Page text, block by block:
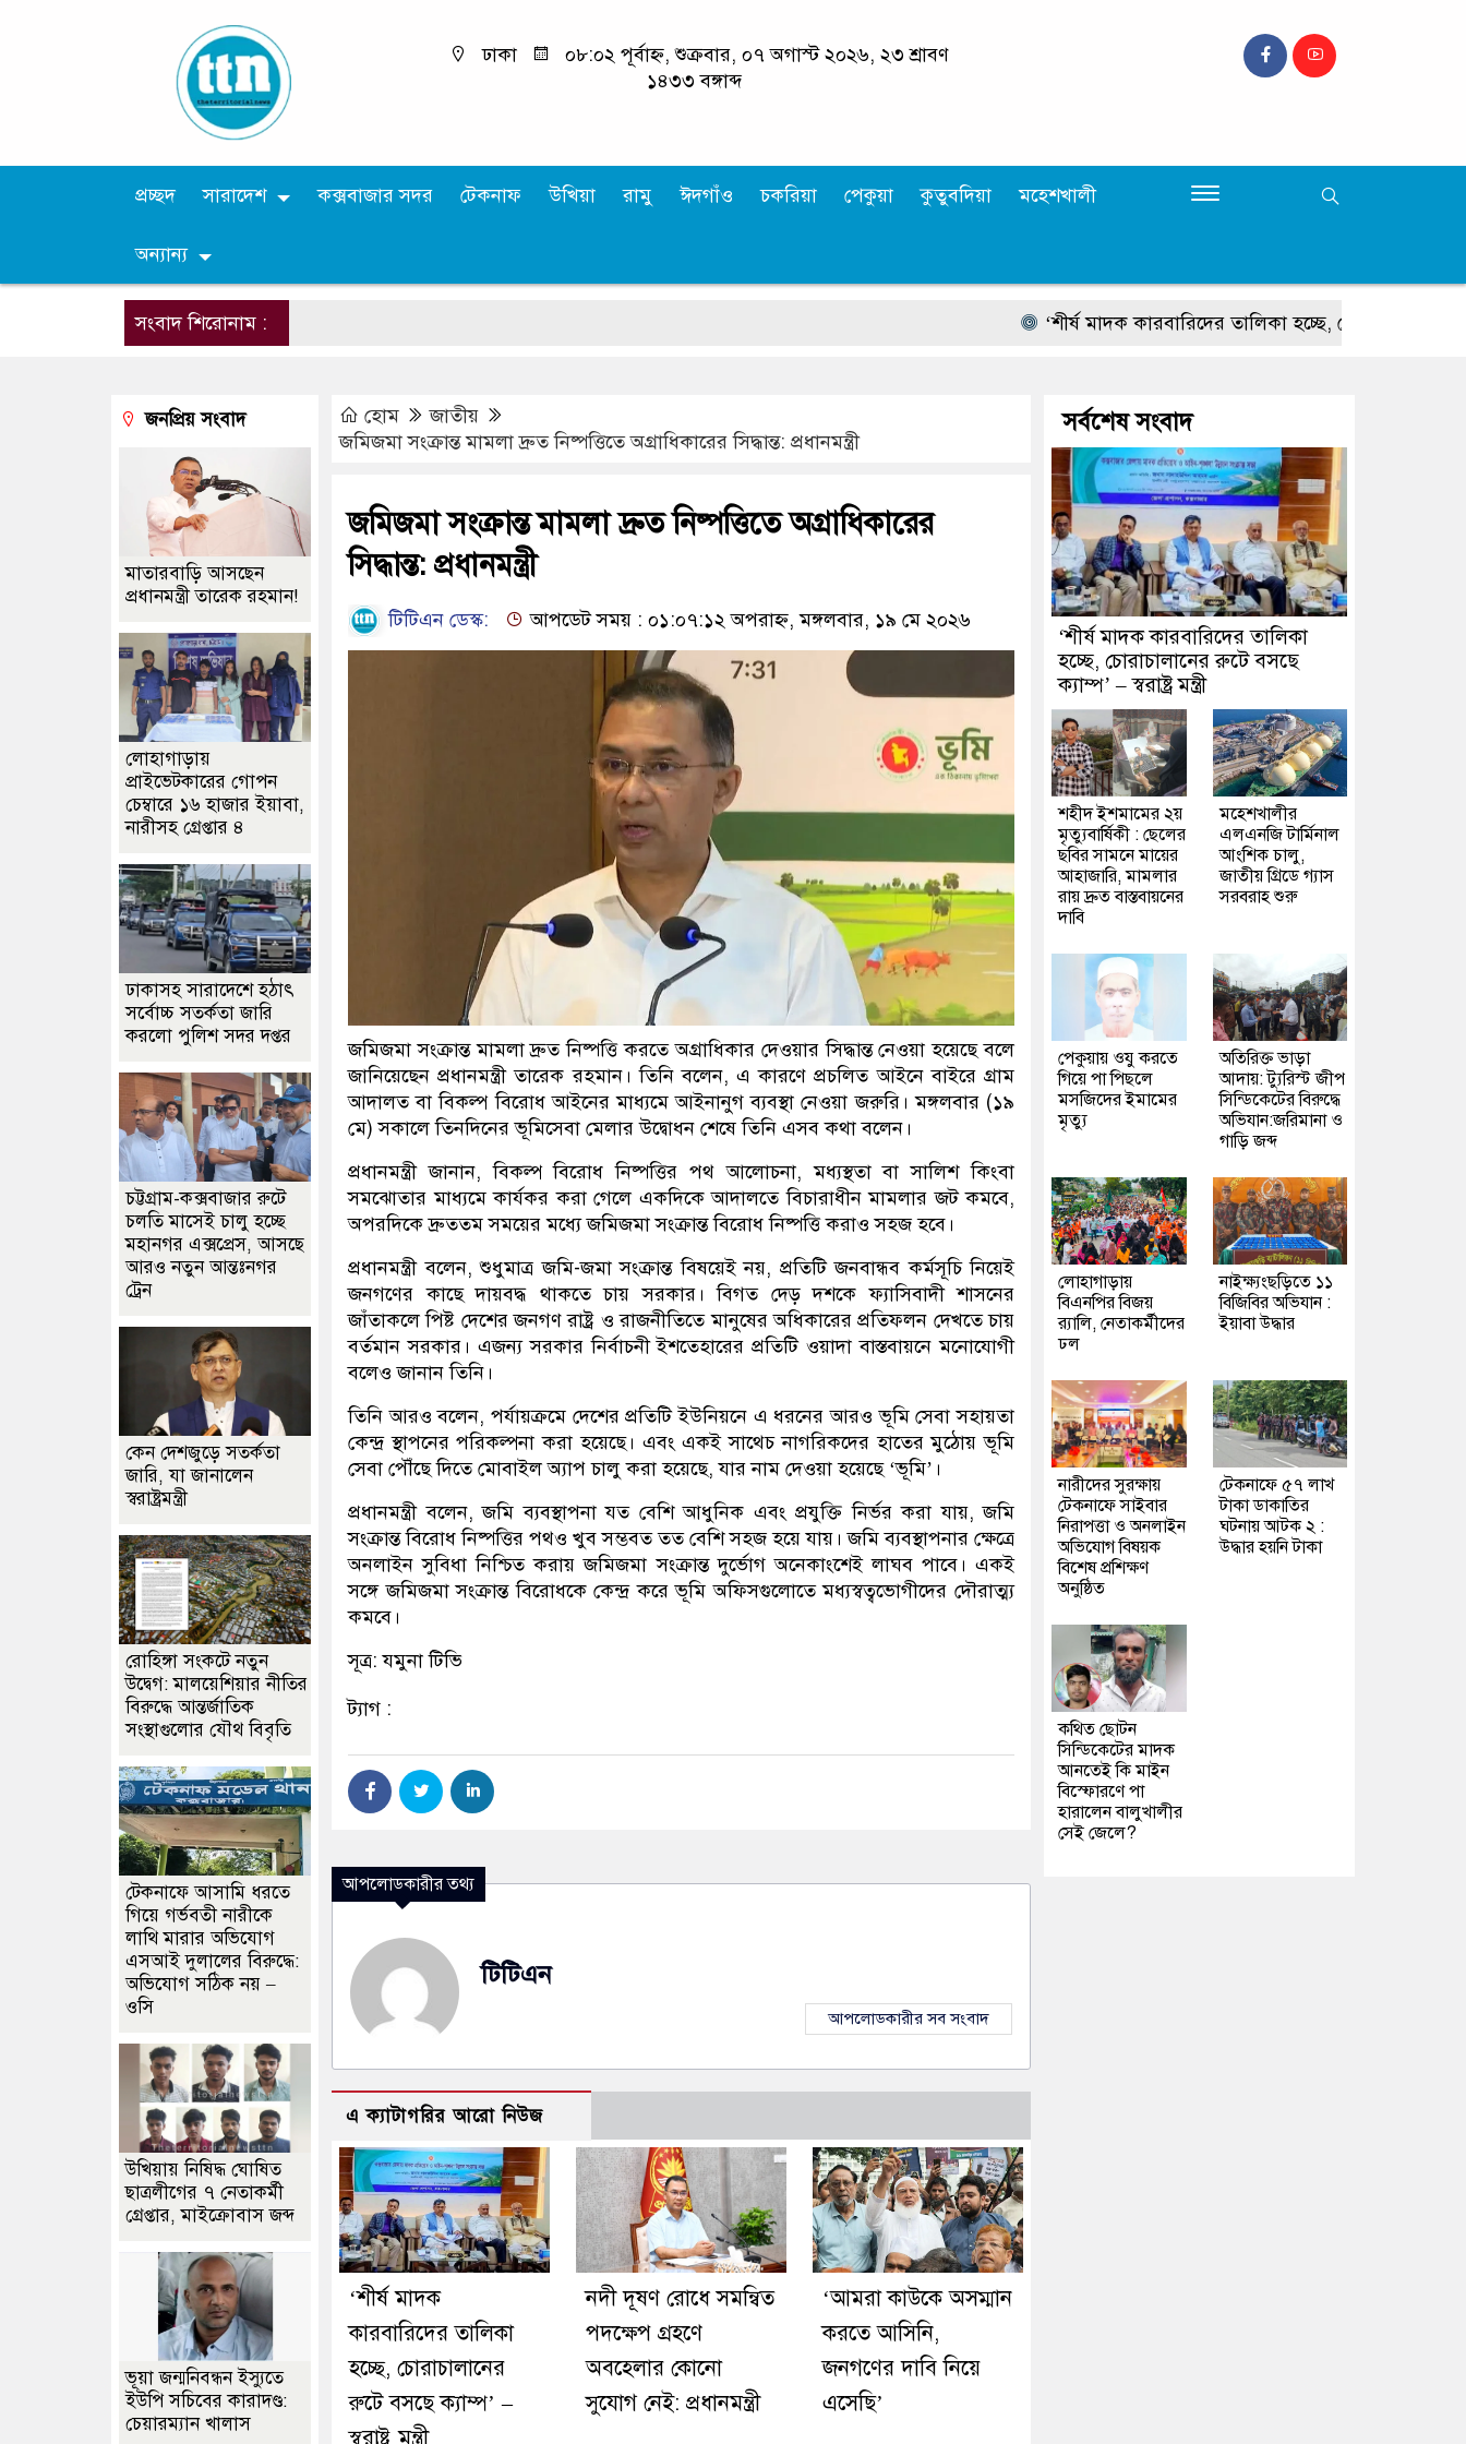
ঢাকা
০৮:০২ পূর্বাহ্ন, শুক্রবার, ০৭ অগাস্ট ২০২৬, ২৩ শ্রাবণ
১৪৩৩ বঙ্গাব্দ
প্রচ্ছদ সারাদেশ কক্সবাজার সদর টেকনাফ উখিয়া রামু ঈদগাঁও চকরিয়া পেকুয়া কুতুবদিয়া মহেশখালী
অন্যান্য
সংবাদ শিরোনাম : ‘শীর্ষ মাদক কারবারিদের তালিকা হচ্ছে, চোরাচালানের রুটে বসছে
হোম
জাতীয়
জমিজমা সংক্রান্ত মামলা দ্রুত নিষ্পত্তিতে অগ্রাধিকারের সিদ্ধান্ত: প্রধানমন্ত্রী
জমিজমা সংক্রান্ত মামলা দ্রুত নিষ্পত্তিতে অগ্রাধিকারের
সিদ্ধান্ত: প্রধানমন্ত্রী
টিটিএন ডেস্ক: আপডেট সময় : ০১:০৭:১২ অপরাহ্ন, মঙ্গলবার, ১৯ মে ২০২৬
জমিজমা সংক্রান্ত মামলা দ্রুত নিষ্পত্তি করতে অগ্রাধিকার দেওয়ার সিদ্ধান্ত নেওয়া হয়েছে বলে
জানিয়েছেন প্রধানমন্ত্রী তারেক রহমান। তিনি বলেন, এ কারণে প্রচলিত আইনে বাইরে গ্রাম
আদালত বা বিকল্প বিরোধ আইনের মাধ্যমে আইনানুগ ব্যবস্থা নেওয়া জরুরি। মঙ্গলবার (১৯
মে) সকালে তিনদিনের ভূমিসেবা মেলার উদ্বোধন শেষে তিনি এসব কথা বলেন।
প্রধানমন্ত্রী জানান, বিকল্প বিরোধ নিষ্পত্তির পথ আলোচনা, মধ্যস্থতা বা সালিশ কিংবা
সমঝোতার মাধ্যমে কার্যকর করা গেলে একদিকে আদালতে বিচারাধীন মামলার জট কমবে,
অপরদিকে দ্রুততম সময়ের মধ্যে জমিজমা সংক্রান্ত বিরোধ নিষ্পত্তি করাও সহজ হবে।
প্রধানমন্ত্রী বলেন, শুধুমাত্র জমি-জমা সংক্রান্ত বিষয়েই নয়, প্রতিটি জনবান্ধব কর্মসূচি নিয়েই
জনগণের কাছে দায়বদ্ধ থাকতে চায় সরকার। বিগত দেড় দশকে ফ্যাসিবাদী শাসনের
জাঁতাকলে পিষ্ট দেশের জনগণ রাষ্ট্র ও রাজনীতিতে মানুষের অধিকারের প্রতিফলন দেখতে চায়
বর্তমান সরকার। এজন্য সরকার নির্বাচনী ইশতেহারের প্রতিটি ওয়াদা বাস্তবায়নে মনোযোগী
বলেও জানান তিনি।
তিনি আরও বলেন, পর্যায়ক্রমে দেশের প্রতিটি ইউনিয়নে এ ধরনের আরও ভূমি সেবা সহায়তা
কেন্দ্র স্থাপনের পরিকল্পনা করা হয়েছে। এবং একই সাথেচ নাগরিকদের হাতের মুঠোয় ভূমি
সেবা পৌঁছে দিতে মোবাইল অ্যাপ চালু করা হয়েছে, যার নাম দেওয়া হয়েছে ‘ভূমি’।
প্রধানমন্ত্রী বলেন, জমি ব্যবস্থাপনা যত বেশি আধুনিক এবং প্রযুক্তি নির্ভর করা যায়, জমি
সংক্রান্ত বিরোধ নিষ্পত্তির পথও খুব সম্ভবত তত বেশি সহজ হয়ে যায়। জমি ব্যবস্থাপনার ক্ষেত্রে
অনলাইন সুবিধা নিশ্চিত করায় জমিজমা সংক্রান্ত দুর্ভোগ অনেকাংশেই লাঘব পাবে। একই
সঙ্গে জমিজমা সংক্রান্ত বিরোধকে কেন্দ্র করে ভূমি অফিসগুলোতে মধ্যস্বত্বভোগীদের দৌরাত্ম্য
কমবে।
সূত্র: যমুনা টিভি
ট্যাগ :
আপলোডকারীর তথ্য
টিটিএন
আপলোডকারীর সব সংবাদ
এ ক্যাটাগরির আরো নিউজ
‘শীর্ষ মাদক
কারবারিদের তালিকা
হচ্ছে, চোরাচালানের
রুটে বসছে ক্যাম্প’ –
স্বরাষ্ট্র মন্ত্রী
নদী দূষণ রোধে সমন্বিত
পদক্ষেপ গ্রহণে
অবহেলার কোনো
সুযোগ নেই: প্রধানমন্ত্রী
‘আমরা কাউকে অসম্মান
করতে আসিনি,
জনগণের দাবি নিয়ে
এসেছি’
জনপ্রিয় সংবাদ
মাতারবাড়ি আসছেন
প্রধানমন্ত্রী তারেক রহমান!
লোহাগাড়ায়
প্রাইভেটকারের গোপন
চেম্বারে ১৬ হাজার ইয়াবা,
নারীসহ গ্রেপ্তার ৪
ঢাকাসহ সারাদেশে হঠাৎ
সর্বোচ্চ সতর্কতা জা‌রি
করলো পুলিশ সদর দপ্তর
চট্টগ্রাম-কক্সবাজার রুটে
চলতি মাসেই চালু হচ্ছে
মহানগর এক্সপ্রেস, আসছে
আরও নতুন আন্তঃনগর
ট্রেন
কেন দেশজুড়ে সতর্কতা
জারি, যা জানালেন
স্বরাষ্ট্রমন্ত্রী
রোহিঙ্গা সংকটে নতুন
উদ্বেগ: মালয়েশিয়ার নীতির
বিরুদ্ধে আন্তর্জাতিক
সংস্থাগুলোর যৌথ বিবৃতি
টেকনাফে আসামি ধরতে
গিয়ে গর্ভবতী নারীকে
লাথি মারার অভিযোগ
এসআই দুলালের বিরুদ্ধে:
অভিযোগ সঠিক নয় –
ওসি
উখিয়ায় নিষিদ্ধ ঘোষিত
ছাত্রলীগের ৭ নেতাকর্মী
গ্রেপ্তার, মাইক্রোবাস জব্দ
ভূয়া জন্মনিবন্ধন ইস্যুতে
ইউপি সচিবের কারাদণ্ড:
চেয়ারম্যান খালাস
সর্বশেষ সংবাদ
‘শীর্ষ মাদক কারবারিদের তালিকা
হচ্ছে, চোরাচালানের রুটে বসছে
ক্যাম্প’ – স্বরাষ্ট্র মন্ত্রী
শহীদ ইশমামের ২য়
মৃত্যুবার্ষিকী : ছেলের
ছবির সামনে মায়ের
আহাজারি, মামলার
রায় দ্রুত বাস্তবায়নের
দাবি
মহেশখালীর
এলএনজি টার্মিনাল
আংশিক চালু,
জাতীয় গ্রিডে গ্যাস
সরবরাহ শুরু
পেকুয়ায় ওযু করতে
গিয়ে পা পিছলে
মসজিদের ইমামের
মৃত্যু
অতিরিক্ত ভাড়া
আদায়: ট্যুরিস্ট জীপ
সিন্ডিকেটের বিরুদ্ধে
অভিযান:জরিমানা ও
গাড়ি জব্দ
লোহাগাড়ায়
বিএনপির বিজয়
র‍্যালি, নেতাকর্মীদের
ঢল
নাইক্ষ্যংছড়িতে ১১
বিজিবির অভিযান :
ইয়াবা উদ্ধার
নারীদের সুরক্ষায়
টেকনাফে সাইবার
নিরাপত্তা ও অনলাইন
অভিযোগ বিষয়ক
বিশেষ প্রশিক্ষণ
অনুষ্ঠিত
টেকনাফে ৫৭ লাখ
টাকা ডাকাতির
ঘটনায় আটক ২ :
উদ্ধার হয়নি টাকা
কথিত ছোটন
সিন্ডিকেটের মাদক
আনতেই কি মাইন
বিস্ফোরণে পা
হারালেন বালুখালীর
সেই জেলে?